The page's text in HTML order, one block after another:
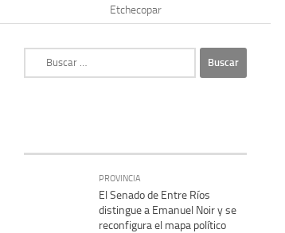
Etchecopar
PROVINCIA
El Senado de Entre Ríos
distingue a Emanuel Noir y se
reconfigura el mapa político